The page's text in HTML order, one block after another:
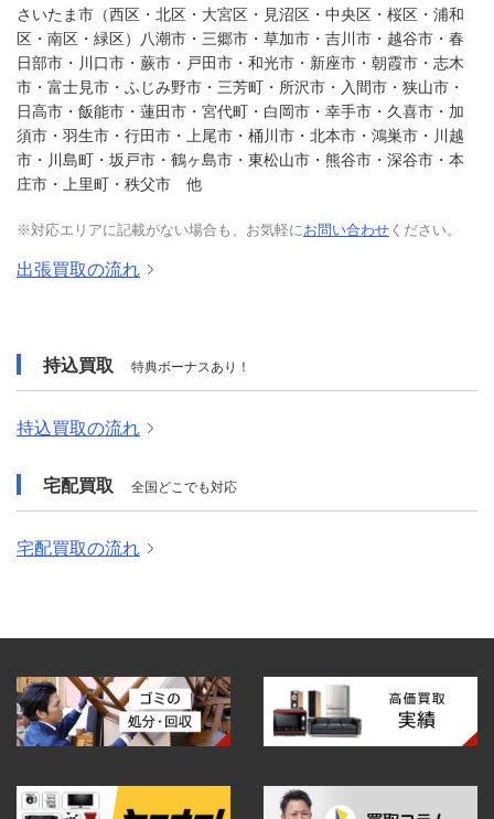
さいたま市（西区・北区・大宮区・見沼区・中央区・桜区・浦和
区・南区・緑区）八潮市・三郷市・草加市・吉川市・越谷市・春
日部市・川口市・蕨市・戸田市・和光市・新座市・朝霞市・志木
市・富士見市・ふじみ野市・三芳町・所沢市・入間市・狭山市・
日高市・飯能市・蓮田市・宮代町・白岡市・幸手市・久喜市・加
須市・羽生市・行田市・上尾市・桶川市・北本市・鴻巣市・川越
市・川島町・坂戸市・鶴ヶ島市・東松山市・熊谷市・深谷市・本
庄市・上里町・秩父市 他
※対応エリアに記載がない場合も、お気軽にお問い合わせください。
出張買取の流れ
持込買取 特典ボーナスあり！
持込買取の流れ
宅配買取 全国どこでも対応
宅配買取の流れ